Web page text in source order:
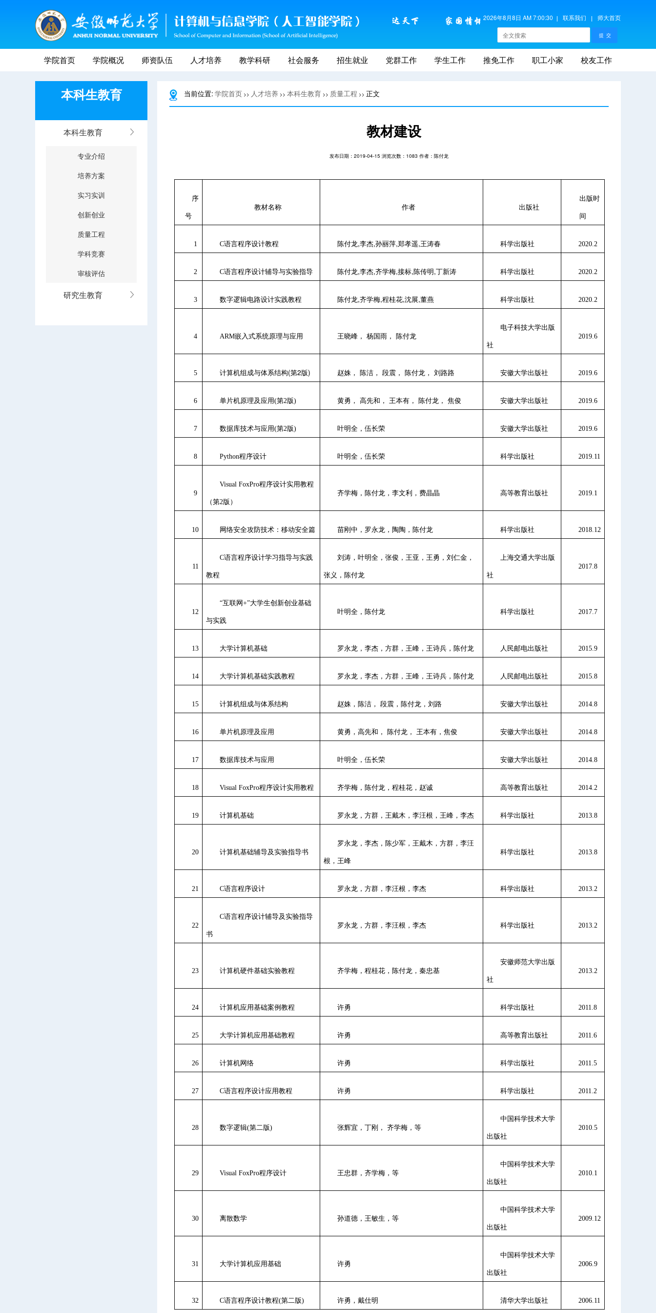
2026年8月8日 AM 7:00:30 联系我们 师大首页
学院首页 学院概况 师资队伍 人才培养 教学科研 社会服务 招生就业 党群工作 学生工作 推免工作 职工小家 校友工作
本科生教育
本科生教育
专业介绍
培养方案
实习实训
创新创业
质量工程
学科竞赛
审核评估
研究生教育
当前位置: 学院首页 >> 人才培养 >> 本科生教育 >> 质量工程 >> 正文
教材建设
发布日期：2019-04-15 浏览次数： 1083 作者：陈付龙
序
号
教材名称 作者 出版社
出版时
间
1 C语言程序设计教程 陈付龙,李杰,孙丽萍,郑孝遥,王涛春 科学出版社 2020.2
2 C语言程序设计辅导与实验指导 陈付龙,李杰,齐学梅,接标, 陈传明 ,丁新涛 科学出版社 2020.2
3 数字逻辑电路设计实践教程 陈付龙,齐学梅,程桂花,沈展,董燕 科学出版社 2020.2
4 ARM嵌入式系统原理与应用 王晓峰， 杨国雨， 陈付龙
电子科技大学出版
社
2019.6
5 计算机组成与体系结构(第2版) 赵姝， 陈洁， 段震， 陈付龙， 刘路路 安徽大学出版社 2019.6
6 单片机原理及应用(第2版) 黄勇， 高先和， 王本有， 陈付龙， 焦俊 安徽大学出版社 2019.6
7 数据库技术与应用(第2版) 叶明全，伍长荣 安徽大学出版社 2019.6
8 Python程序设计 叶明全，伍长荣 科学出版社 2019.11
9
Visual FoxPro程序设计实用教程
（第2版）
齐学梅，陈付龙，李文利，费晶晶 高等教育出版社 2019.1
10 网络安全攻防技术：移动安全篇 苗刚中，罗永龙，陶陶，陈付龙 科学出版社 2018.12
11
C语言程序设计学习指导与实践
教程
刘涛，叶明全，张俊，王亚，王勇，刘仁金，
张义，陈付龙
上海交通大学出版
社
2017.8
12
“互联网 +”大学生创新创业基础
与实践
叶明全，陈付龙 科学出版社 2017.7
13 大学计算机基础 罗永龙，李杰，方群，王峰，王诗兵，陈付龙 人民邮电出版社 2015.9
14 大学计算机基础实践教程 罗永龙，李杰，方群，王峰，王诗兵，陈付龙 人民邮电出版社 2015.8
15 计算机组成与体系结构 赵姝，陈洁， 段震，陈付龙，刘路 安徽大学出版社 2014.8
16 单片机原理及应用 黄勇，高先和， 陈付龙， 王本有，焦俊 安徽大学出版社 2014.8
17 数据库技术与应用 叶明全，伍长荣 安徽大学出版社 2014.8
18 Visual FoxPro程序设计实用教程 齐学梅，陈付龙，程桂花，赵诚 高等教育出版社 2014.2
19 计算机基础 罗永龙，方群，王戴木，李汪根，王峰，李杰 科学出版社 2013.8
20 计算机基础辅导及实验指导书
罗永龙，李杰，陈少军，王戴木，方群，李汪
根，王峰
科学出版社 2013.8
21 C语言程序设计 罗永龙，方群，李汪根，李杰 科学出版社 2013.2
22
C语言程序设计辅导及实验指导
书
罗永龙，方群，李汪根，李杰 科学出版社 2013.2
23 计算机硬件基础实验教程 齐学梅，程桂花，陈付龙，秦忠基
安徽师范大学出版
社
2013.2
24 计算机应用基础案例教程 许勇 科学出版社 2011.8
25 大学计算机应用基础教程 许勇 高等教育出版社 2011.6
26 计算机网络 许勇 科学出版社 2011.5
27 C语言程序设计应用教程 许勇 科学出版社 2011.2
28 数字逻辑(第二版) 张辉宜，丁刚， 齐学梅，等
中国科学技术大学
出版社
2010.5
29 Visual FoxPro程序设计 王忠群，齐学梅，等
中国科学技术大学
出版社
2010.1
30 离散数学 孙道德，王敏生，等
中国科学技术大学
出版社
2009.12
31 大学计算机应用基础 许勇
中国科学技术大学
出版社
2006.9
32 C语言程序设计教程(第二版) 许勇，戴仕明 清华大学出版社 2006.11